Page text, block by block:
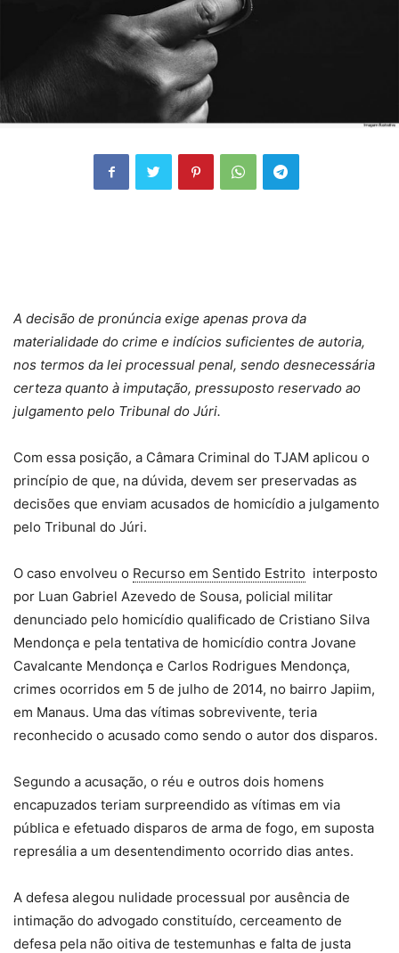
A decisão de pronúncia exige apenas prova da
materialidade do crime e indícios suficientes de autoria,
nos termos da lei processual penal, sendo desnecessária
certeza quanto à imputação, pressuposto reservado ao
julgamento pelo Tribunal do Júri.
Com essa posição, a Câmara Criminal do TJAM aplicou o
princípio de que, na dúvida, devem ser preservadas as
decisões que enviam acusados de homicídio a julgamento
pelo Tribunal do Júri.
O caso envolveu o Recurso em Sentido Estrito interposto
por Luan Gabriel Azevedo de Sousa, policial militar
denunciado pelo homicídio qualificado de Cristiano Silva
Mendonça e pela tentativa de homicídio contra Jovane
Cavalcante Mendonça e Carlos Rodrigues Mendonça,
crimes ocorridos em 5 de julho de 2014, no bairro Japiim,
em Manaus. Uma das vítimas sobrevivente, teria
reconhecido o acusado como sendo o autor dos disparos.
Segundo a acusação, o réu e outros dois homens
encapuzados teriam surpreendido as vítimas em via
pública e efetuado disparos de arma de fogo, em suposta
represália a um desentendimento ocorrido dias antes.
A defesa alegou nulidade processual por ausência de
intimação do advogado constituído, cerceamento de
defesa pela não oitiva de testemunhas e falta de justa